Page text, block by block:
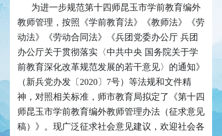
为进一步规范第十四师昆玉市学前教育编外
教师管理，按照《学前教育法》《教师法》《劳
动法》《劳动合同法》《兵团党委办公厅 兵团
办公厅关于贯彻落实〈中共中央 国务院关于学
前教育深化改革规范发展的若干意见〉的通知》
（新兵党办发〔2020〕7号）等法规和文件精
神，对照相关标准，师市教育局拟定了《第十四
师昆玉市学前教育编外教师管理办法（征求意见
稿）》。现广泛征求社会意见建议，欢迎社会各